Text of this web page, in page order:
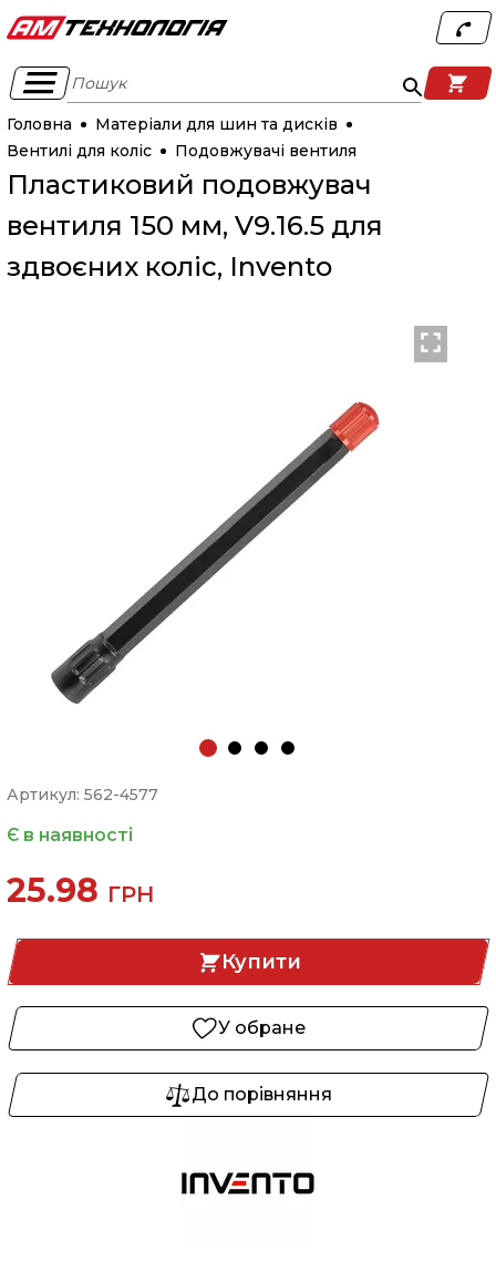
Пошук
Головна
Матеріали для шин та дисків
Вентилі для коліс
Подовжувачі вентиля
Пластиковий подовжувач
вентиля 150 мм, V9.16.5 для
здвоєних коліс, Invento
Артикул: 562-4577
Є в наявності
25.98 ГРН
Купити
У обране
До порівняння